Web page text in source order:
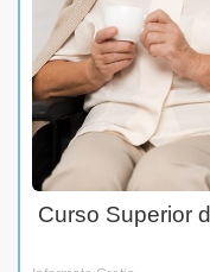
Curso Superior